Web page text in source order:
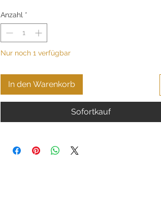
Anzahl *
Nur noch 1 verfügbar
In den Warenkorb
Sofortkauf